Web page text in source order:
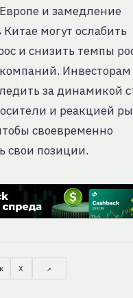
и замедление
могут ослабить
и снизить темпы
Инвесторам
за динамикой
и реакцией
своевременно
свои позиции.
X ↗